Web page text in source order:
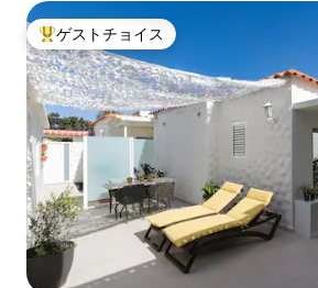
大好評のゲストチョイスです。
ゲストチョイス